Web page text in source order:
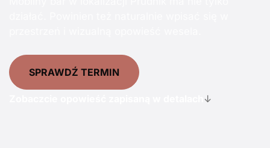
SPRAWDŹ TERMIN
↓